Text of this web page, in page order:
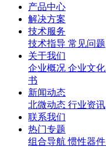
产品中心
解决方案
技术服务
技术指导 常见问题
关于我们
企业概况 企业文化
书
新闻动态
北微动态 行业资讯
联系我们
热门专题
组合导航 惯性器件